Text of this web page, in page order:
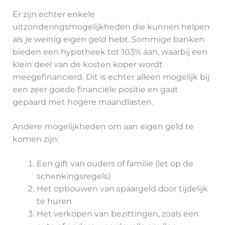
Er zijn echter enkele
uitzonderingsmogelijkheden die kunnen helpen
als je weinig eigen geld hebt. Sommige banken
bieden een hypotheek tot 103% aan, waarbij een
klein deel van de kosten koper wordt
meegefinancierd. Dit is echter alleen mogelijk bij
een zeer goede financiële positie en gaat
gepaard met hogere maandlasten.
Andere mogelijkheden om aan eigen geld te
komen zijn:
Een gift van ouders of familie (let op de
schenkingsregels)
Het opbouwen van spaargeld door tijdelijk
te huren
Het verkopen van bezittingen, zoals een